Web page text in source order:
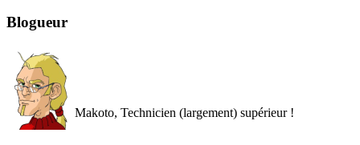
Blogueur
Makoto, Technicien (largement) supérieur !